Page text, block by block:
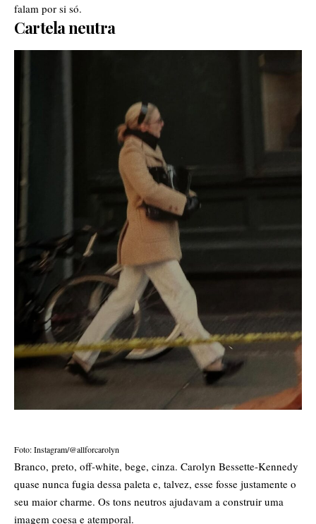
falam por si só.
Cartela neutra
Foto: Instagram/@allforcarolyn
Branco, preto, off-white, bege, cinza. Carolyn Bessette-Kennedy
quase nunca fugia dessa paleta e, talvez, esse fosse justamente o
seu maior charme. Os tons neutros ajudavam a construir uma
imagem coesa e atemporal.